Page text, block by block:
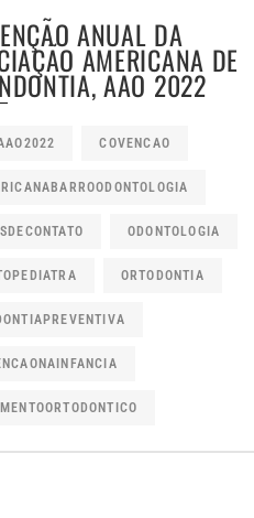
ANUAL DA
AMERICANA DE
AAO 2022
COVENCAO
ODONTOLOGIA
ORTODONTIA